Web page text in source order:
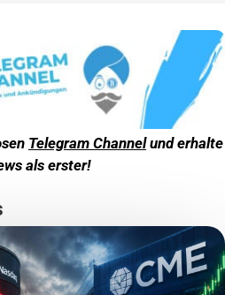
Telegram Channelund erhalte
als erster!